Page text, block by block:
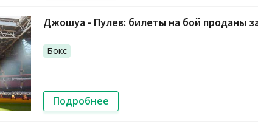
Джошуа - Пулев: билеты на бой проданы
Бокс
Подробнее